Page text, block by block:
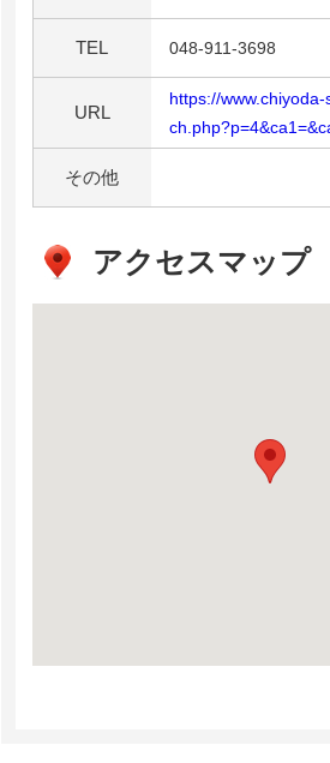
TEL 048-911-3698
URL
https://
その他
アクセスマップ